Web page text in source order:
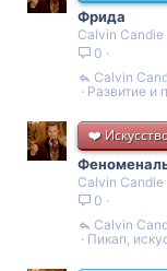
Фрида
Calvin Candie
0
Развитие и
Calvin
❤️
Calvin Candie
0
Пикап,
Calvin